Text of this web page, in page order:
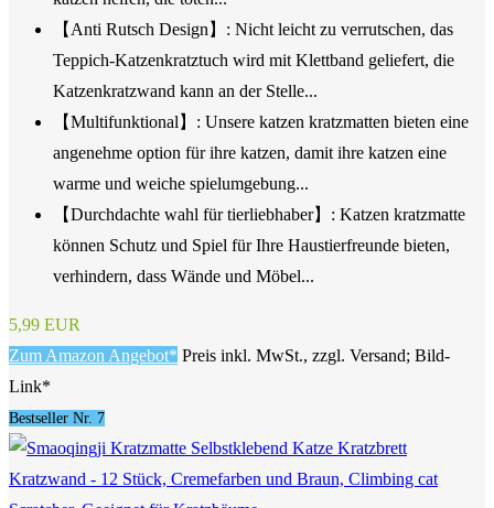
【Anti Rutsch Design】: Nicht leicht zu verrutschen, das
Teppich-Katzenkratztuch wird mit Klettband geliefert, die
Katzenkratzwand kann an der Stelle...
【Multifunktional】: Unsere katzen kratzmatten bieten eine
angenehme option für ihre katzen, damit ihre katzen eine
warme und weiche spielumgebung...
【Durchdachte wahl für tierliebhaber】: Katzen kratzmatte
können Schutz und Spiel für Ihre Haustierfreunde bieten,
verhindern, dass Wände und Möbel...
5,99 EUR
Zum Amazon Angebot* Preis inkl. MwSt., zzgl. Versand; Bild-
Link*
Bestseller Nr. 7